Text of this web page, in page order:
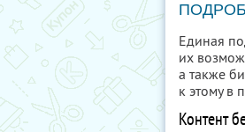
Единая
их
а также
к этому в
Контент